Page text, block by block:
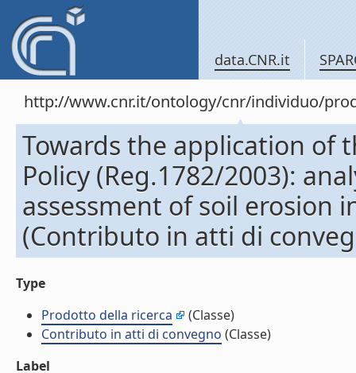
data.CNR.it
http://www.cnr.it/ontology/cnr/individuo/
Towards the application of
Policy (Reg.1782/2003):
assessment of soil erosion
(Contributo in atti di
Type
Prodotto della ricerca
(Classe)
Contributo in atti di convegno (Classe)
Label